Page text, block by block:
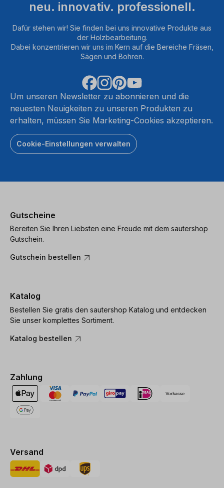
neu. innovativ. professionell.
Dafür stehen wir! Sie finden bei uns innovative Produkte aus
der Holzbearbeitung.
Dabei konzentrieren wir uns im Kern auf die Bereiche Fräsen,
Sägen und Bohren.
Um unseren Newsletter zu abonnieren und die
neuesten Neuigkeiten zu unseren Produkten zu
erhalten, müssen Sie Marketing-Cookies akzeptieren.
Cookie-Einstellungen verwalten
Gutscheine
Bereiten Sie Ihren Liebsten eine Freude mit dem sautershop
Gutschein.
Gutschein bestellen
Katalog
Bestellen Sie gratis den sautershop Katalog und entdecken
Sie unser komplettes Sortiment.
Katalog bestellen
Zahlung
Versand